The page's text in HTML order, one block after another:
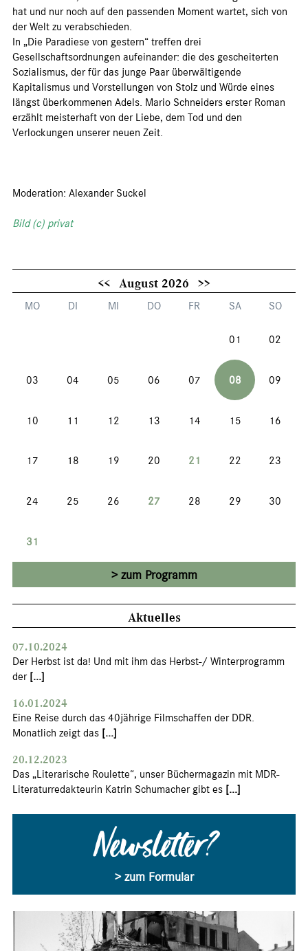
hat und nur noch auf den passenden Moment wartet, sich von
der Welt zu verabschieden.
In „Die Paradiese von gestern“ treffen drei
Gesellschaftsordnungen aufeinander: die des gescheiterten
Sozialismus, der für das junge Paar überwältigende
Kapitalismus und Vorstellungen von Stolz und Würde eines
längst überkommenen Adels. Mario Schneiders erster Roman
erzählt meisterhaft von der Liebe, dem Tod und den
Verlockungen unserer neuen Zeit.
Moderation: Alexander Suckel
Bild (c) privat
<< August 2026 >>
MO DI MI DO FR SA SO
01 02
03 04 05 06 07 08 09
10 11 12 13 14 15 16
17 18 19 20 21 22 23
24 25 26 27 28 29 30
31
zum Programm
Aktuelles
07.10.2024
Der Herbst ist da! Und mit ihm das Herbst-/ Winterprogramm
der [...]
16.01.2024
Eine Reise durch das 40jährige Filmschaffen der DDR.
Monatlich zeigt das [...]
20.12.2023
Das „Literarische Roulette“, unser Büchermagazin mit MDR-
Literaturredakteurin Katrin Schumacher gibt es [...]
Newsletter?
> zum Formular